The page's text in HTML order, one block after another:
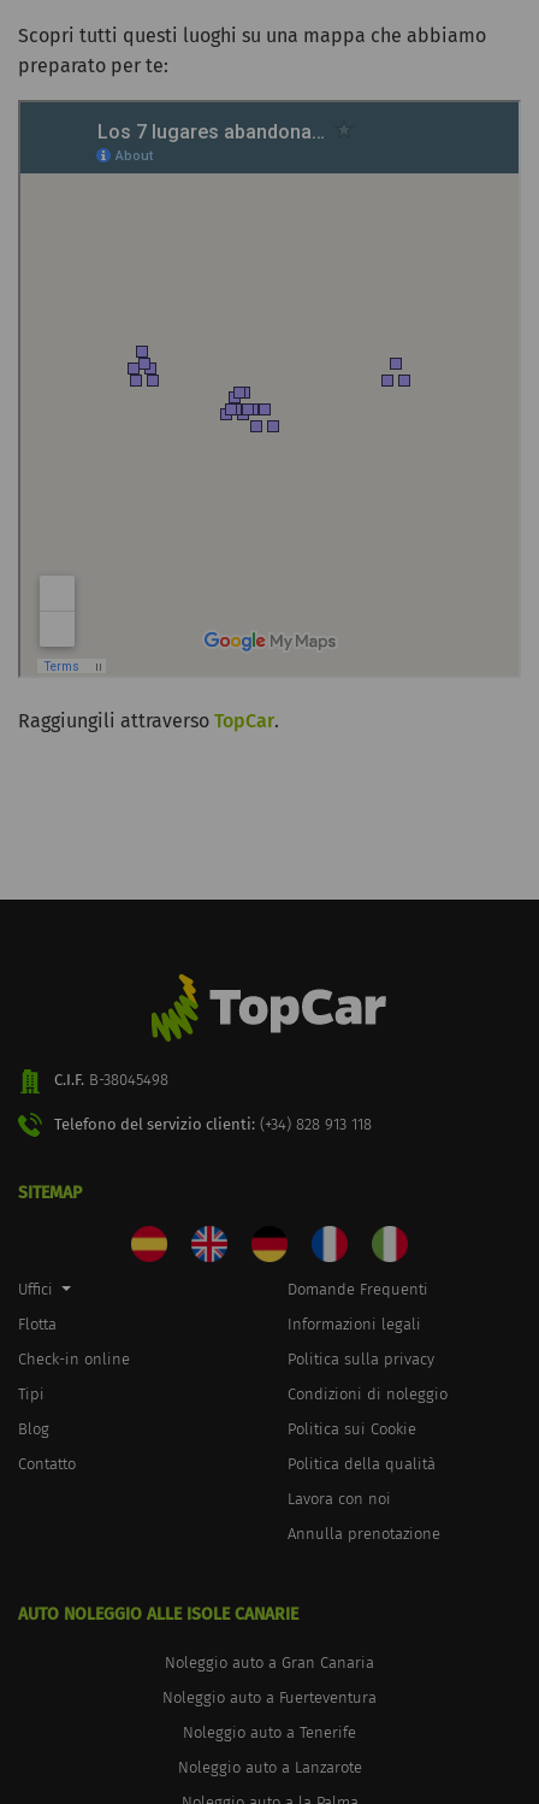
Scopri tutti questi luoghi su una mappa che abbiamo
preparato per te:
Raggiungili attraverso TopCar.
C.I.F. B-38045498
Telefono del servizio clienti: (+34) 828 913 118
SITEMAP
Uffici
Flotta
Check-in online
Tipi
Blog
Contatto
Domande Frequenti
Informazioni legali
Politica sulla privacy
Condizioni di noleggio
Politica sui Cookie
Politica della qualità
Lavora con noi
Annulla prenotazione
AUTO NOLEGGIO ALLE ISOLE CANARIE
Noleggio auto a Gran Canaria
Noleggio auto a Fuerteventura
Noleggio auto a Tenerife
Noleggio auto a Lanzarote